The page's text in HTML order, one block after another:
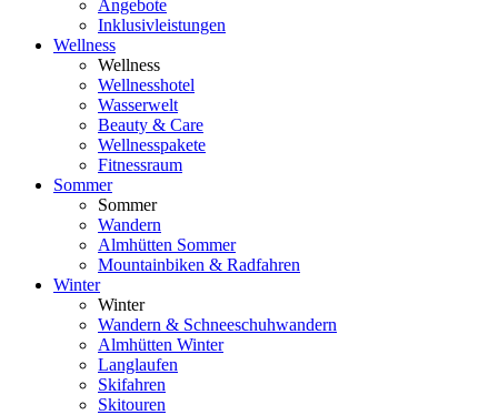
Angebote
Inklusivleistungen
Wellness
Wellness
Wellnesshotel
Wasserwelt
Beauty & Care
Wellnesspakete
Fitnessraum
Sommer
Sommer
Wandern
Almhütten Sommer
Mountainbiken & Radfahren
Winter
Winter
Wandern & Schneeschuhwandern
Almhütten Winter
Langlaufen
Skifahren
Skitouren